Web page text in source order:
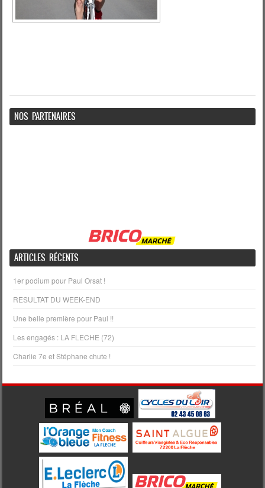
NOS PARTENAIRES
ARTICLES RÉCENTS
1er podium pour Paul Orsat !
RESULTAT DU WEEK-END
Une belle première pour Paul !!
Les engagés : LA FLECHE (72)
Charlie 7e et Stéphane chute !